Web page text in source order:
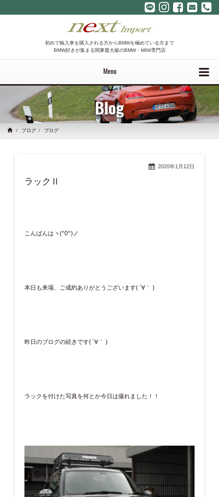
初めて輸入車を購入される方からBMWを極めている方まで
BMW好きが集まる関東最大級のBMW・MINI専門店
Menu
Blog
ブログ ブログ
2020年1月12日
ラックⅡ
こんばんはヽ(^0^)ノ
本日も来場、ご成約ありがとうございます( ´∀｀ )
昨日のブログの続きです( ´∀｀ )
ラックを付けた写真を何とか今日は撮れました！！